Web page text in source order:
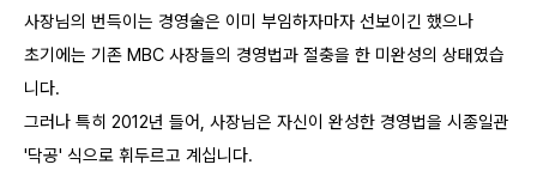
사장님의 번득이는 경영술은 이미 부임하자마자 선보이긴 했으나
초기에는 기존 MBC 사장들의 경영법과 절충을 한 미완성의 상태였습
니다.
그러나 특히 2012년 들어, 사장님은 자신이 완성한 경영법을 시종일관
'닥공' 식으로 휘두르고 계십니다.